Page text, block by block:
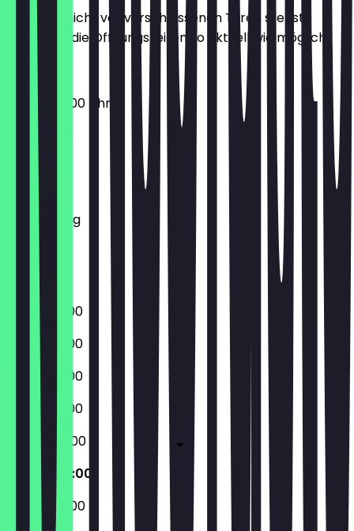
Damit du nicht vor verschlossenen Türen stehst,
halten wir die Öffnungszeiten so aktuell wie möglich.
08:30 - 22:00 Uhr
Montag
Dienstag
Mittwoch
Donnerstag
Freitag
Samstag
Sonntag
06:00 - 21:00
06:00 - 21:00
06:00 - 21:00
06:00 - 21:00
06:00 - 22:00
08:30 - 22:00
09:00 - 22:00